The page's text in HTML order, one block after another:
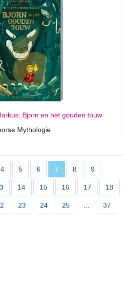
Bjorn en het gouden touw
Mythologie
4 5 6 7 8 9
14 15 16 17 18
23 24 25 ... 37